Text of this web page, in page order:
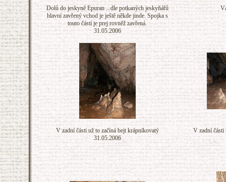
Dolů do jeskyně Epuran ...dle potkaných jeskyňářů
hlavní zavřený vchod je ještě někde jinde. Spojka s
touto částí je prej rovněž zavřená.
31.05.2006
V zadní části už to začíná bejt krápníkovatý
31.05.2006
V zadní části